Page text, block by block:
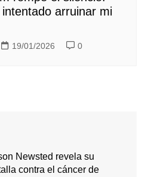
arruinar mi
19/01/2026 0
Newsted revela su
contra el cáncer de